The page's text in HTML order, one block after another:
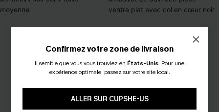
Confirmez votre zone de livraison
Il semble que vous vous trouviez en États-Unis. Pour une
expérience optimale, passez sur votre site local.
ALLER SUR CUPSHE-US